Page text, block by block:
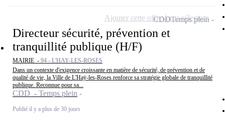
Directeur sécurité, prévention et
tranquillité publique (H/F)
MAIRIE - 94 - L'HAY-LES-ROSES
Dans un contexte d'exigence croissante en matière de sécurité, de prévention et de
qualité de vie, la Ville de L'Haÿ-les-Roses renforce sa stratégie globale de tranquillité
publique. Reconnue pour sa...
CDD - Temps plein
Publié il y a plus de 30 jours
CDDTemps plein
Ajouter cette offre à ma sélection